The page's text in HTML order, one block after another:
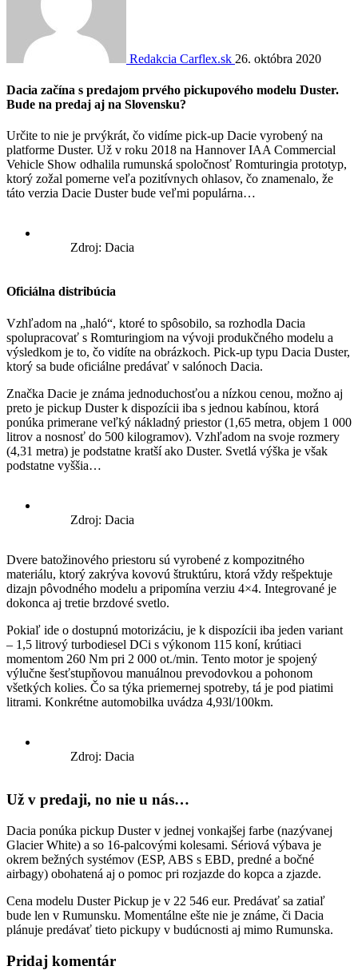
Redakcia Carflex.sk 26. októbra 2020
Dacia začína s predajom prvého pickupového modelu Duster.
Bude na predaj aj na Slovensku?
Určite to nie je prvýkrát, čo vidíme pick-up Dacie vyrobený na
platforme Duster. Už v roku 2018 na Hannover IAA Commercial
Vehicle Show odhalila rumunská spoločnosť Romturingia prototyp,
ktorý zožal pomerne veľa pozitívnych ohlasov, čo znamenalo, že
táto verzia Dacie Duster bude veľmi populárna…
Zdroj: Dacia
Oficiálna distribúcia
Vzhľadom na „haló“, ktoré to spôsobilo, sa rozhodla Dacia
spolupracovať s Romturingiom na vývoji produkčného modelu a
výsledkom je to, čo vidíte na obrázkoch. Pick-up typu Dacia Duster,
ktorý sa bude oficiálne predávať v salónoch Dacia.
Značka Dacie je známa jednoduchosťou a nízkou cenou, možno aj
preto je pickup Duster k dispozícii iba s jednou kabínou, ktorá
ponúka primerane veľký nákladný priestor (1,65 metra, objem 1 000
litrov a nosnosť do 500 kilogramov). Vzhľadom na svoje rozmery
(4,31 metra) je podstatne kratší ako Duster. Svetlá výška je však
podstatne vyššia…
Zdroj: Dacia
Dvere batožinového priestoru sú vyrobené z kompozitného
materiálu, ktorý zakrýva kovovú štruktúru, ktorá vždy rešpektuje
dizajn pôvodného modelu a pripomína verziu 4×4. Integrované je
dokonca aj tretie brzdové svetlo.
Pokiaľ ide o dostupnú motorizáciu, je k dispozícii iba jeden variant
– 1,5 litrový turbodiesel DCi s výkonom 115 koní, krútiaci
momentom 260 Nm pri 2 000 ot./min. Tento motor je spojený
výlučne šesťstupňovou manuálnou prevodovkou a pohonom
všetkých kolies. Čo sa týka priemernej spotreby, tá je pod piatimi
litrami. Konkrétne automobilka uvádza 4,93l/100km.
Zdroj: Dacia
Už v predaji, no nie u nás…
Dacia ponúka pickup Duster v jednej vonkajšej farbe (nazývanej
Glacier White) a so 16-palcovými kolesami. Sériová výbava je
okrem bežných systémov (ESP, ABS s EBD, predné a bočné
airbagy) obohatená aj o pomoc pri rozjazde do kopca a zjazde.
Cena modelu Duster Pickup je v 22 546 eur. Predávať sa zatiaľ
bude len v Rumunsku. Momentálne ešte nie je známe, či Dacia
plánuje predávať tieto pickupy v budúcnosti aj mimo Rumunska.
Pridaj komentár